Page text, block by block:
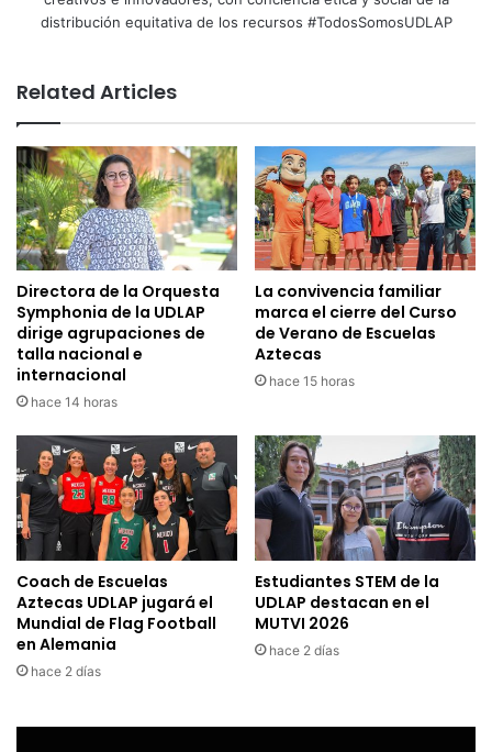
distribución equitativa de los recursos #TodosSomosUDLAP
Related Articles
Directora de la Orquesta
Symphonia de la UDLAP
dirige agrupaciones de
talla nacional e
internacional
hace 14 horas
La convivencia familiar
marca el cierre del Curso
de Verano de Escuelas
Aztecas
hace 15 horas
Coach de Escuelas
Aztecas UDLAP jugará el
Mundial de Flag Football
en Alemania
hace 2 días
Estudiantes STEM de la
UDLAP destacan en el
MUTVI 2026
hace 2 días